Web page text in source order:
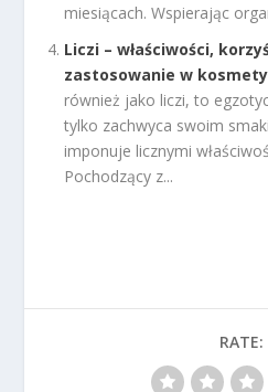
miesiącach. Wspierając
Liczi – właściwości,
zastosowanie w
również jako liczi, to
tylko zachwyca swoim
imponuje licznymi
Pochodzący z...
RATE: